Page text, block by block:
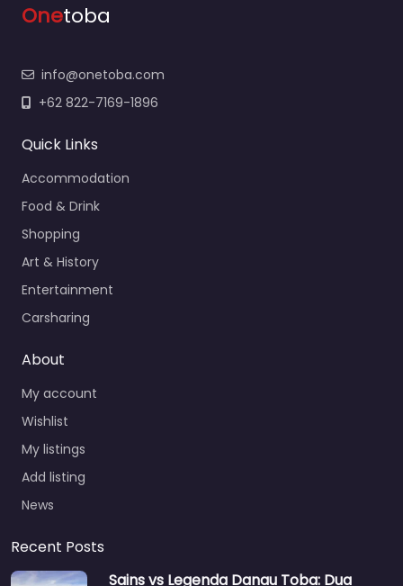
Onetoba
info@onetoba.com
+62 822-7169-1896
Quick Links
Accommodation
Food & Drink
Shopping
Art & History
Entertainment
Carsharing
About
My account
Wishlist
My listings
Add listing
News
Recent Posts
Sains vs Legenda Danau Toba: Dua